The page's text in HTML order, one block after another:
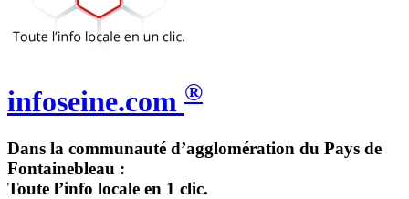
infoseine.com ®
Dans la communauté d’agglomération du Pays de
Fontainebleau :
Toute l’info locale en 1 clic.